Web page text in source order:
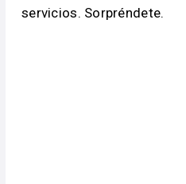
servicios. Sorpréndete.